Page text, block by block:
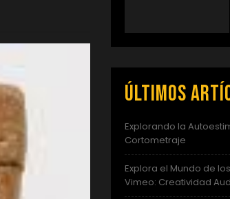
Últimos
Explorando la
Cortometraje
Explora el Mundo de
Vimeo: Creatividad